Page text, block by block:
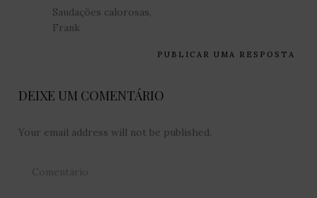
PUBLICAR UMA RESPOSTA
Saudações calorosas,
Frank
DEIXE UM COMENTÁRIO
Your email address will not be published.